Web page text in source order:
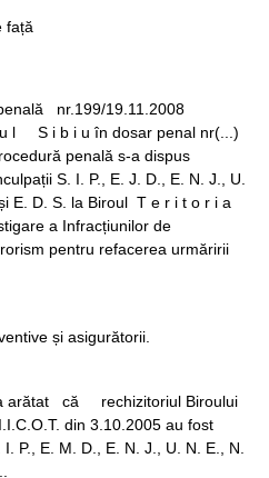
față
nr.199/19.11.2008
l S i b i u în dosar penal nr(...)
penală s-a dispus
S. I. P., E. J. D., E. N. J., U.
E. D. S. la Biroul T e r i t o r i a
a Infracțiunilor de
pentru refacerea urmăririi
și asigurătorii.
arătat că rechizitoriul Biroului
din 3.10.2005 au fost
P., E. M. D., E. N. J., U. N. E., N.